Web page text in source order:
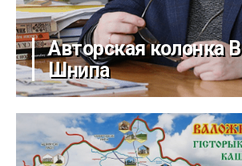
Авторская колонка
Шнипа